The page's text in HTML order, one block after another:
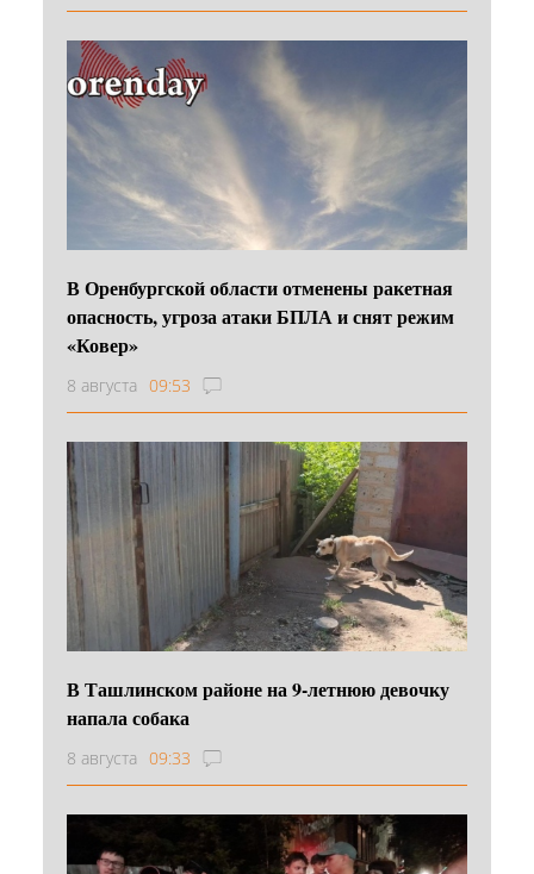
В Оренбургской области отменены ракетная
опасность, угроза атаки БПЛА и снят режим
«Ковер»
8 августа 09:53
В Ташлинском районе на 9-летнюю девочку
напала собака
8 августа 09:33